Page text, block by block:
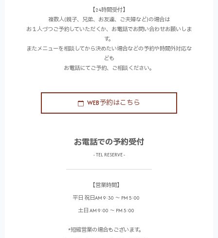
【24時間受付】
複数人(親子、兄弟、お友達、ご夫婦など)の場合は
お１人づつご予約していただくか、お電話でお問い合わせお願いしま
す。
またメニューを相談してから決めたい場合などの予約や時間外対応な
ども
お電話にてご予約、ご相談ください。
WEB予約はこちら
お電話での予約受付
- TEL RESERVE -
【営業時間】
平日 祝日AM 9:30 ～ PM 5:00
土日 AM 9:00 ～ PM 5:00
*短縮営業の場合もございます。